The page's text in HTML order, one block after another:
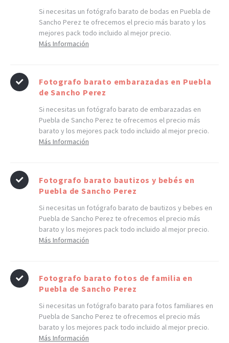
Si necesitas un fotógrafo barato de bodas en Puebla de
Sancho Perez te ofrecemos el precio más barato y los
mejores pack todo incluido al mejor precio.
Más Información
Fotografo barato embarazadas en Puebla
de Sancho Perez
Si necesitas un fotógrafo barato de embarazadas en
Puebla de Sancho Perez te ofrecemos el precio más
barato y los mejores pack todo incluido al mejor precio.
Más Información
Fotografo barato bautizos y bebés en
Puebla de Sancho Perez
Si necesitas un fotógrafo barato de bautizos y bebes en
Puebla de Sancho Perez te ofrecemos el precio más
barato y los mejores pack todo incluido al mejor precio.
Más Información
Fotografo barato fotos de familia en
Puebla de Sancho Perez
Si necesitas un fotógrafo barato para fotos familiares en
Puebla de Sancho Perez te ofrecemos el precio más
barato y los mejores pack todo incluido al mejor precio.
Más Información